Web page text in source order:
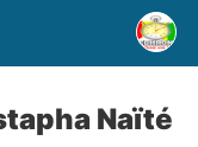
Naïté